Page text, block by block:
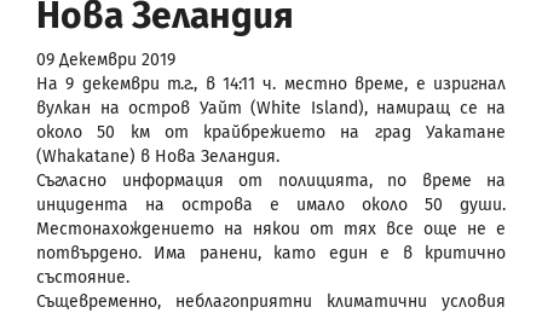
Нова Зеландия
09 Декември 2019
На 9 декември т.г., в 14:11 ч. местно време, e изригнал
вулкан на остров Уайт (White Island), намиращ се на
около 50 км от крайбрежието на град Уакатане
(Whakatane) в Нова Зеландия.
Съгласно информация от полицията, по време на
инцидента на острова е имало около 50 души.
Местонахождението на някои от тях все още не е
потвърдено. Има ранени, като един е в критично
състояние.
Същевременно, неблагоприятни климатични условия